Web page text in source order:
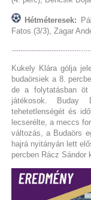
Hétméteresek:
Fatos (3/3), Zagar
Kukely Klára gólja
budaörsiek a 8.
de a folytatásban
játékosok. Buday
tehetetlenségét és
lecserélte, a meccs
változás, a Budaörs
hajrá nyitányán lett
percben Rácz Sándor